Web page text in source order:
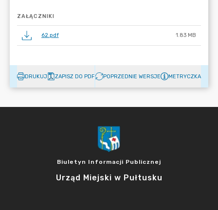
ZAŁĄCZNIKI
62.pdf 1.83 MB
DRUKUJ ZAPISZ DO PDF POPRZEDNIE WERSJE METRYCZKA
Biuletyn Informacji Publicznej
Urząd Miejski w Pułtusku